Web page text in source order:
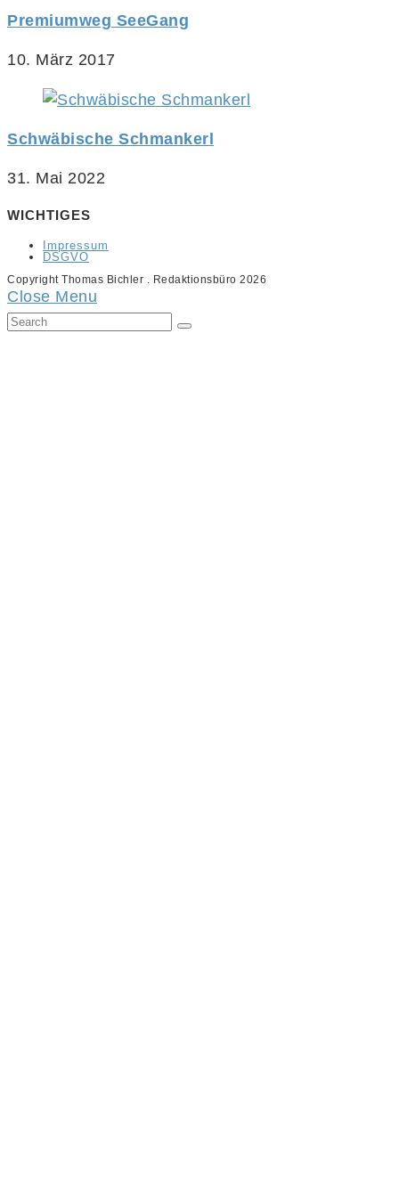
Premiumweg SeeGang
10. März 2017
Schwäbische Schmankerl
31. Mai 2022
WICHTIGES
Impressum
DSGVO
Copyright Thomas Bichler . Redaktionsbüro 2026
Close Menu